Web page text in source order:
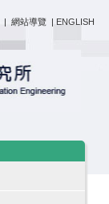
| 網站導覽 | ENGLISH